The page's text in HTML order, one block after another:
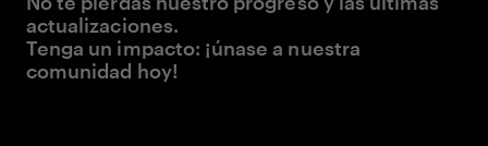
actualizaciones.
Tenga un impacto: ¡únase a nuestra
comunidad hoy!